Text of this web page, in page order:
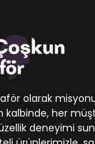
olarak
kalbinde, her
deneyimi